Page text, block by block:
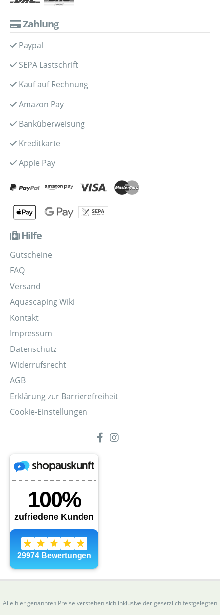
Zahlung
Paypal
SEPA Lastschrift
Kauf auf Rechnung
Amazon Pay
Banküberweisung
Kreditkarte
Apple Pay
Hilfe
Gutscheine
FAQ
Versand
Aquascaping Wiki
Kontakt
Impressum
Datenschutz
Widerrufsrecht
AGB
Erklärung zur Barrierefreiheit
Cookie-Einstellungen
Alle hier genannten Preise verstehen sich inklusive der gesetzlich festgelegten